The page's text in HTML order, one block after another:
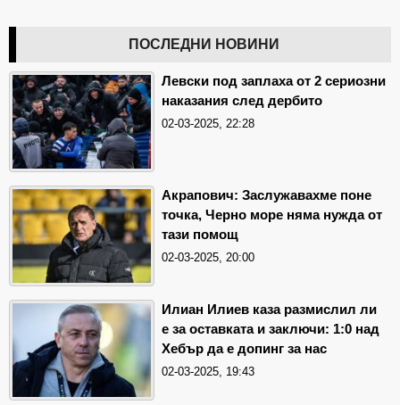
ПОСЛЕДНИ НОВИНИ
Левски под заплаха от 2 сериозни
наказания след дербито
02-03-2025, 22:28
Акрапович: Заслужавахме поне
точка, Черно море няма нужда от
тази помощ
02-03-2025, 20:00
Илиан Илиев каза размислил ли
е за оставката и заключи: 1:0 над
Хебър да е допинг за нас
02-03-2025, 19:43